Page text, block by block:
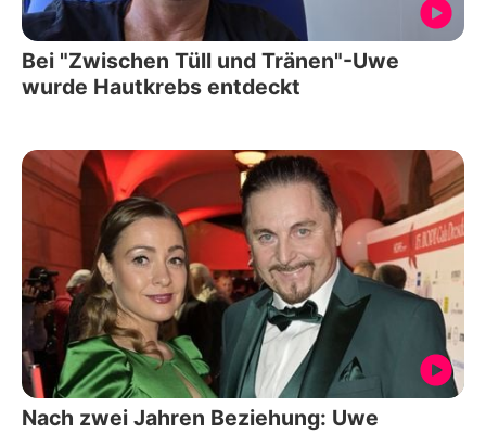
Bei "Zwischen Tüll und Tränen"-Uwe
wurde Hautkrebs entdeckt
Nach zwei Jahren Beziehung: Uwe